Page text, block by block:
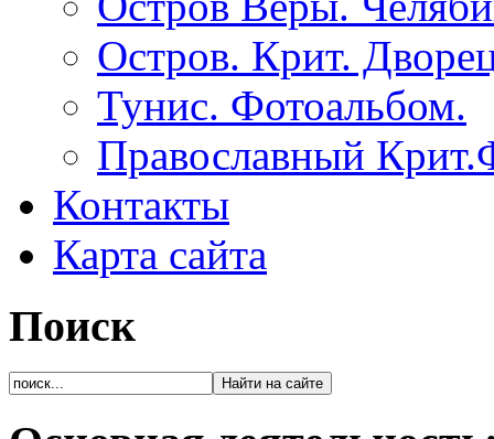
Остров. Крит.
Тунис. Фотоальбом.
Православный
Контакты
Карта сайта
Поиск